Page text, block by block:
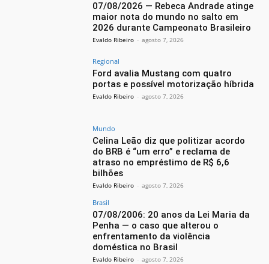
07/08/2026 — Rebeca Andrade atinge
maior nota do mundo no salto em
2026 durante Campeonato Brasileiro
Evaldo Ribeiro - agosto 7, 2026
Regional
Ford avalia Mustang com quatro
portas e possível motorização híbrida
Evaldo Ribeiro - agosto 7, 2026
Mundo
Celina Leão diz que politizar acordo
do BRB é “um erro” e reclama de
atraso no empréstimo de R$ 6,6
bilhões
Evaldo Ribeiro - agosto 7, 2026
Brasil
07/08/2006: 20 anos da Lei Maria da
Penha — o caso que alterou o
enfrentamento da violência
doméstica no Brasil
Evaldo Ribeiro - agosto 7, 2026